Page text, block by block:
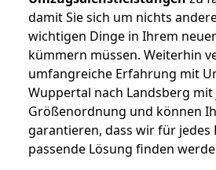
damit Sie sich um nichts
wichtigen Dinge in Ihrem
kümmern müssen. Weiterhin
umfangreiche Erfahrung mit
Wuppertal nach Landsberg
Größenordnung und können
garantieren, dass wir für jedes
passende Lösung finden